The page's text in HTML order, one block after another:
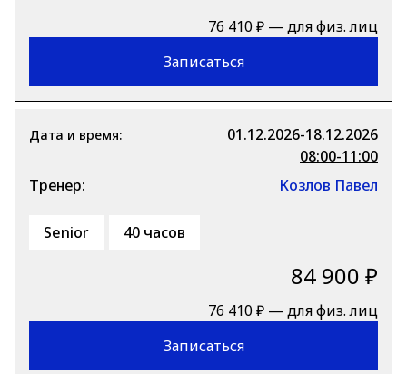
76 410 ₽ — для физ. лиц
Записаться
Дата и время:
01.12.2026-18.12.2026
08:00-11:00
Тренер:
Козлов Павел
Senior 40 часов
84 900 ₽
76 410 ₽ — для физ. лиц
Записаться